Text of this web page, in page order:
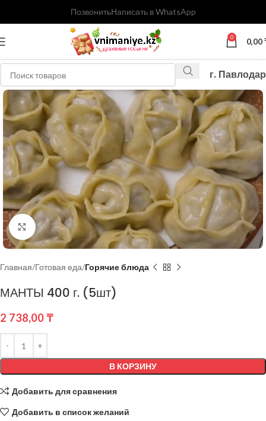
ПозвонитьНаписать в WhatsApp
0 0,00
г. Павлодар
Нажмите, чтобы увеличить
Главная Готовая еда Горячие блюда
МАНТЫ 400 г. (5шт)
2 738,00 ₸
В КОРЗИНУ
Добавить для сравнения
Добавить в список желаний